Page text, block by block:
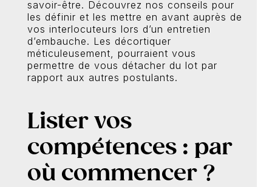
savoir-être. Découvrez nos conseils pour
les définir et les mettre en avant auprès de
vos interlocuteurs lors d’un entretien
d’embauche. Les décortiquer
méticuleusement, pourraient vous
permettre de vous détacher du lot par
rapport aux autres postulants.
Lister vos
compétences : par
où commencer ?